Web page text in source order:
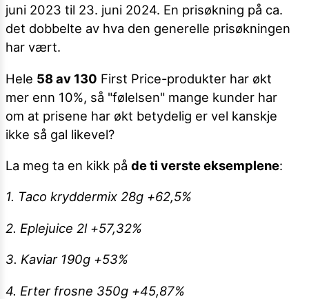
juni 2023 til 23. juni 2024. En prisøkning på ca.
det dobbelte av hva den generelle prisøkningen
har vært.
Hele 58 av 130 First Price-produkter har økt
mer enn 10%, så "følelsen" mange kunder har
om at prisene har økt betydelig er vel kanskje
ikke så gal likevel?
La meg ta en kikk på de ti verste eksemplene:
1. Taco kryddermix 28g +62,5%
2. Eplejuice 2l +57,32%
3. Kaviar 190g +53%
4. Erter frosne 350g +45,87%